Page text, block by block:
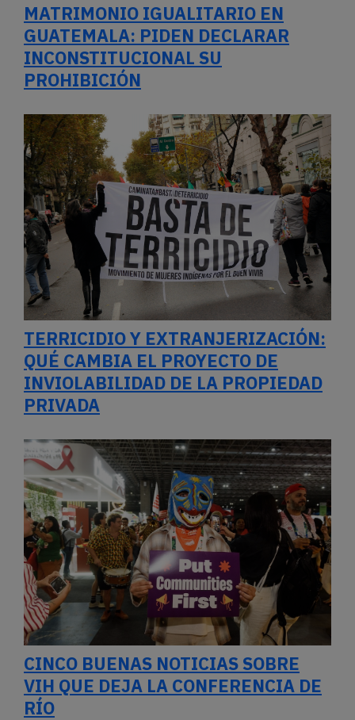
MATRIMONIO IGUALITARIO EN
GUATEMALA: PIDEN DECLARAR
INCONSTITUCIONAL SU
PROHIBICIÓN
TERRICIDIO Y EXTRANJERIZACIÓN:
QUÉ CAMBIA EL PROYECTO DE
INVIOLABILIDAD DE LA PROPIEDAD
PRIVADA
CINCO BUENAS NOTICIAS SOBRE
VIH QUE DEJA LA CONFERENCIA DE
RÍO